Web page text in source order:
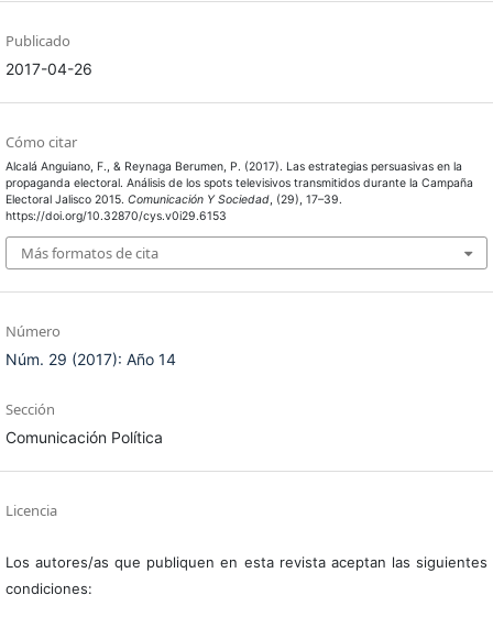
Publicado
2017-04-26
Cómo citar
Alcalá Anguiano, F., & Reynaga Berumen, P. (2017). Las estrategias persuasivas en la
propaganda electoral. Análisis de los spots televisivos transmitidos durante la Campaña
Electoral Jalisco 2015. Comunicación Y Sociedad, (29), 17–39.
https://doi.org/10.32870/cys.v0i29.6153
Más formatos de cita
Número
Núm. 29 (2017): Año 14
Sección
Comunicación Política
Licencia
Los autores/as que publiquen en esta revista aceptan las siguientes
condiciones: